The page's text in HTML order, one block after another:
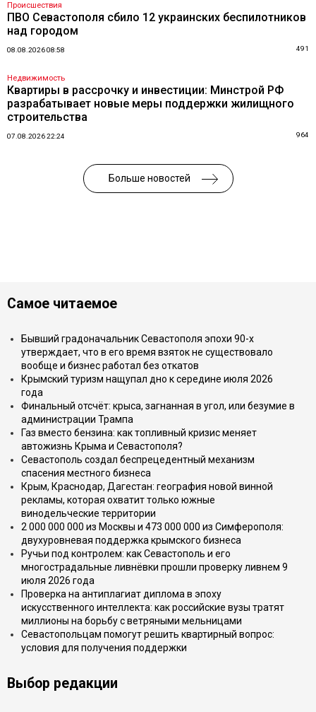
Происшествия
ПВО Севастополя сбило 12 украинских беспилотников
над городом
08.08.2026 08:58 491
Недвижимость
Квартиры в рассрочку и инвестиции: Минстрой РФ
разрабатывает новые меры поддержки жилищного
строительства
07.08.2026 22:24 964
Больше новостей
Самое читаемое
Бывший градоначальник Севастополя эпохи 90-х
утверждает, что в его время взяток не существовало
вообще и бизнес работал без откатов
Крымский туризм нащупал дно к середине июля 2026
года
Финальный отсчёт: крыса, загнанная в угол, или безумие в
администрации Трампа
Газ вместо бензина: как топливный кризис меняет
автожизнь Крыма и Севастополя?
Севастополь создал беспрецедентный механизм
спасения местного бизнеса
Крым, Краснодар, Дагестан: география новой винной
рекламы, которая охватит только южные
винодельческие территории
2 000 000 000 из Москвы и 473 000 000 из Симферополя:
двухуровневая поддержка крымского бизнеса
Ручьи под контролем: как Севастополь и его
многострадальные ливнёвки прошли проверку ливнем 9
июля 2026 года
Проверка на антиплагиат диплома в эпоху
искусственного интеллекта: как российские вузы тратят
миллионы на борьбу с ветряными мельницами
Севастопольцам помогут решить квартирный вопрос:
условия для получения поддержки
Выбор редакции